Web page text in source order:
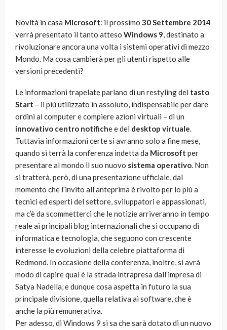
Novità in casa Microsoft: il prossimo 30 Settembre 2014
verrà presentato il tanto atteso Windows 9, destinato a
rivoluzionare ancora una volta i sistemi operativi di mezzo
Mondo. Ma cosa cambierà per gli utenti rispetto alle
versioni precedenti?
Le informazioni trapelate parlano di un restyling del tasto
Start – il più utilizzato in assoluto, indispensabile per dare
ordini al computer e compiere azioni virtuali – di un
innovativo centro notifiche e del desktop virtuale.
Tuttavia informazioni certe si avranno solo a fine mese,
quando si terrà la conferenza indetta da Microsoft per
presentare al mondo il suo nuovo sistema operativo. Non
si tratterà, però, di una presentazione ufficiale, dal
momento che l’invito all’anteprima è rivolto per lo più a
tecnici ed esperti del settore, sviluppatori e appassionati,
ma c’è da scommetterci che le notizie arriveranno in tempo
reale ai principali blog internazionali che si occupano di
informatica e tecnologia, che seguono con crescente
interesse le evoluzioni della celebre piattaforma di
Redmond. In occasione della conferenza, inoltre, si avrà
modo di capire qual è la strada intrapresa dall’impresa di
Satya Nadella, e dunque cosa aspetta in futuro la sua
principale divisione, quella relativa ai software, che è
anche la più remunerativa.
Per adesso, di Windows 9 si sa che sarà dotato di un nuovo